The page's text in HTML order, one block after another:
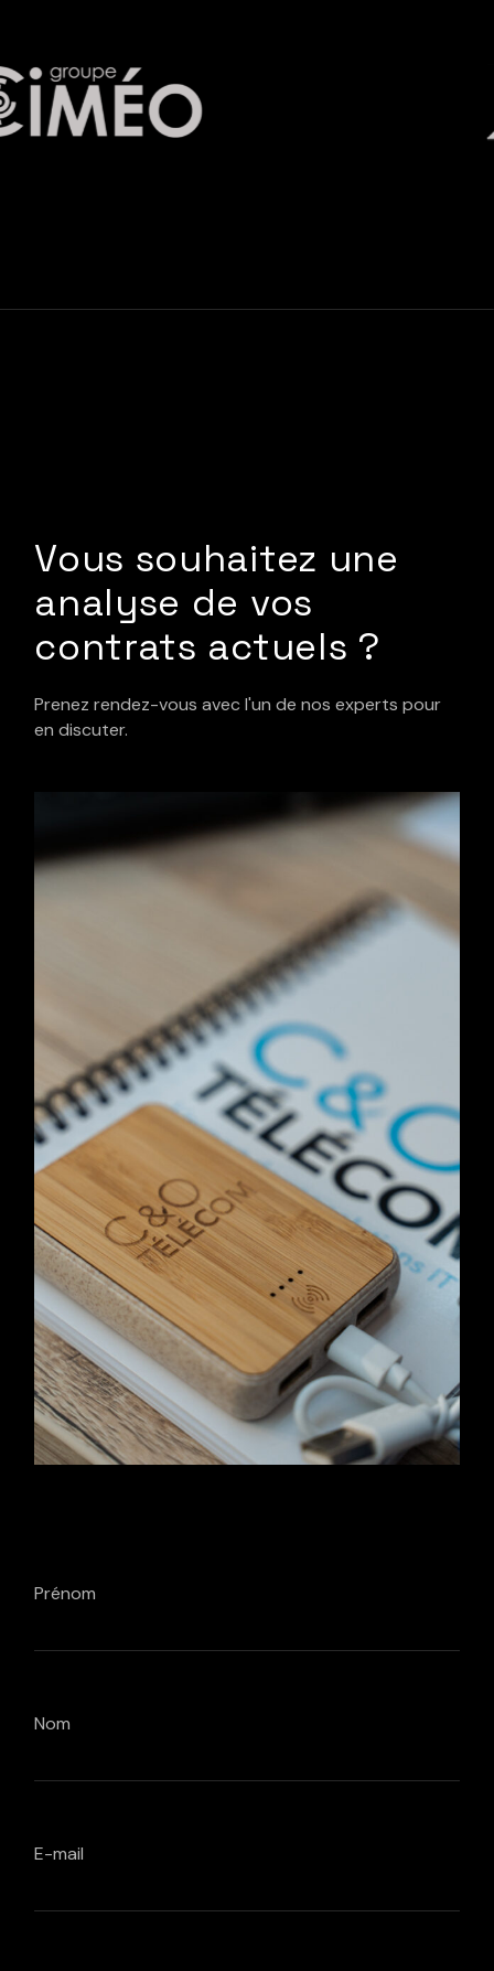
Vous souhaitez une
analyse de vos
contrats actuels ?
Prenez rendez-vous avec l'un de nos experts pour
en discuter.
Prénom
Nom
E-mail